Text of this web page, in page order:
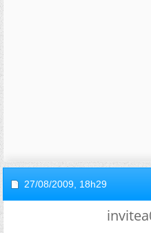
27/08/2009, 18h29